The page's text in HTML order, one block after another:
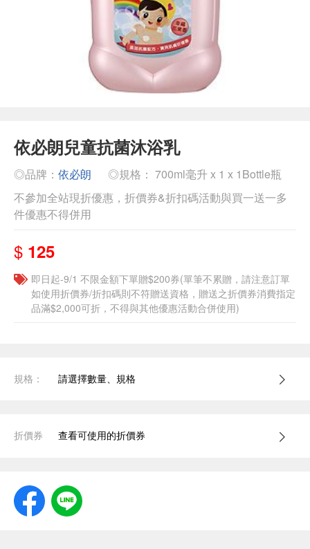
依必朗兒童抗菌沐浴乳
◎品牌： 依必朗
◎規格： 700ml毫升 x 1 x 1Bottle瓶
不參加全站現折優惠，折價券&折扣碼活動與買一送一多
件優惠不得併用
$ 125
即日起-9/1 不限金額下單贈$200券(單筆不累贈，請注意訂單
如使用折價券/折扣碼則不符贈送資格，贈送之折價券消費指定
品滿$2,000可折，不得與其他優惠活動合併使用)
規格： 請選擇數量、規格
折價券 查看可使用的折價券